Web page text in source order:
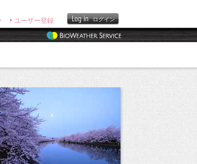
Log in ログイン
ユーザー登録